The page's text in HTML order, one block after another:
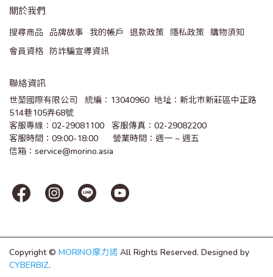
關於我們
搜尋商品 品牌故事 我的帳戶 退款政策 隱私政策
購物須知
會員資格
防詐騙宣導資訊
聯絡資訊
世堃國際有限公司   統編：13040960  地址：新北市新莊區中正路
514巷105弄68號
客服專線：02-29081100   客服傳真：02-29082200
客服時間：09:00-18:00      營業時間：週一 ~ 週五
信箱：service@morino.asia
Copyright © MORINO摩力諾 All Rights Reserved. Designed by
CYBERBIZ.